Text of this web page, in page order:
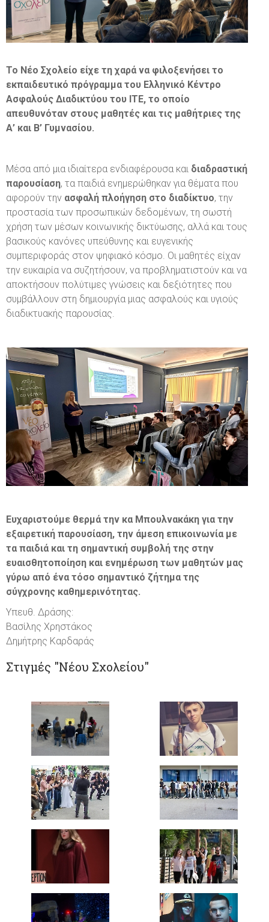
Το Νέο Σχολείο είχε τη χαρά να φιλοξενήσει το
εκπαιδευτικό πρόγραμμα του Ελληνικό Κέντρο
Ασφαλούς Διαδικτύου του ΙΤΕ, το οποίο
απευθυνόταν στους μαθητές και τις μαθήτριες της
Α’ και Β’ Γυμνασίου.
Μέσα από μια ιδιαίτερα ενδιαφέρουσα και διαδραστική
παρουσίαση, τα παιδιά ενημερώθηκαν για θέματα που
αφορούν την ασφαλή πλοήγηση στο διαδίκτυο, την
προστασία των προσωπικών δεδομένων, τη σωστή
χρήση των μέσων κοινωνικής δικτύωσης, αλλά και τους
βασικούς κανόνες υπεύθυνης και ευγενικής
συμπεριφοράς στον ψηφιακό κόσμο. Οι μαθητές είχαν
την ευκαιρία να συζητήσουν, να προβληματιστούν και να
αποκτήσουν πολύτιμες γνώσεις και δεξιότητες που
συμβάλλουν στη δημιουργία μιας ασφαλούς και υγιούς
διαδικτυακής παρουσίας.
Ευχαριστούμε θερμά την κα Μπουλνακάκη για την
εξαιρετική παρουσίαση, την άμεση επικοινωνία με
τα παιδιά και τη σημαντική συμβολή της στην
ευαισθητοποίηση και ενημέρωση των μαθητών μας
γύρω από ένα τόσο σημαντικό ζήτημα της
σύγχρονης καθημερινότητας.
Υπευθ. Δράσης:
Βασίλης Χρηστάκος
Δημήτρης Καρδαράς
Στιγμές "Νέου Σχολείου"
Οδηγός Σταδιοδρομίας
Εκδόσεις
Νέο Σχολείο και αθλητισμός
Αίτηση Εγγραφής / Επανεγγραφής